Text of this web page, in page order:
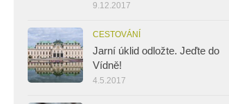
9.12.2017
CESTOVÁNÍ
Jarní úklid odložte. Jeďte do
Vídně!
4.5.2017